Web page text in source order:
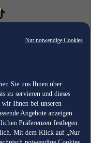
Nur notwendige Cookies
Sie uns Ihnen über
zu servieren und dieses
Ihnen bei unseren
Angebote anzeigen.
Präferenzen festlegen.
Mit dem Klick auf „Nur